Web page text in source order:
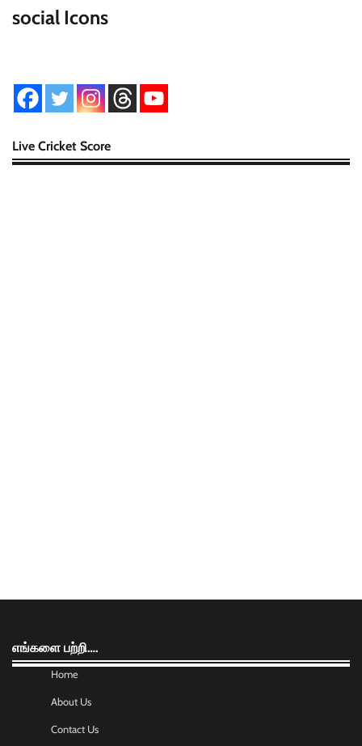
social Icons
Live Cricket Score
எங்களை பற்றி….
Home
About Us
Contact Us